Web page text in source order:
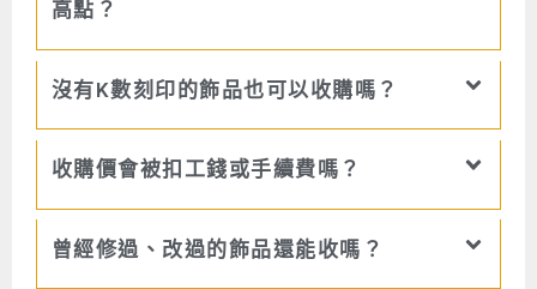
高點？
沒有K數刻印的飾品也可以收購嗎？
收購價會被扣工錢或手續費嗎？
曾經修過、改過的飾品還能收嗎？